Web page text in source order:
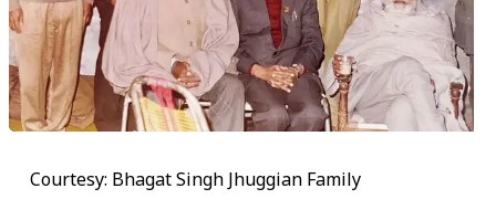
Courtesy: Bhagat Singh Jhuggian Family